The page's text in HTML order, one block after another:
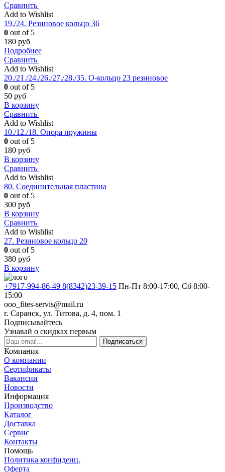
Сравнить
Add to Wishlist
19./24. Резиновое кольцо 36
0 out of 5
180 руб
Подробнее
Сравнить
Add to Wishlist
20./21./24./26./27./28./35. О-кольцо 23 резиновое
0 out of 5
50 руб
В корзину
Сравнить
Add to Wishlist
10./12./18. Опора пружины
0 out of 5
180 руб
В корзину
Сравнить
Add to Wishlist
80. Соединительная пластина
0 out of 5
300 руб
В корзину
Сравнить
Add to Wishlist
27. Резиновое кольцо 20
0 out of 5
380 руб
В корзину
+7917-994-86-49 8(8342)23-39-15 Пн-Пт 8:00-17:00, Сб 8:00-
15:00
ooo_fites-servis@mail.ru
г. Саранск, ул. Титова, д. 4, пом. 1
Подписывайтесь
Узнавай о скидках первым
Подписаться
Компания
О компании
Сертификаты
Вакансии
Новости
Информация
Производство
Каталог
Доставка
Сервис
Контакты
Помощь
Политика конфиденц.
Оферта